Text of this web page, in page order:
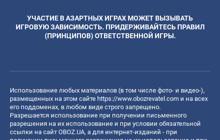
УЧАСТИЕ В АЗАРТНЫХ ИГРАХ МОЖЕТ ВЫЗЫВАТЬ
ИГРОВУЮ ЗАВИСИМОСТЬ. ПРИДЕРЖИВАЙТЕСЬ ПРАВИЛ
(ПРИНЦИПОВ) ОТВЕТСТВЕННОЙ ИГРЫ.
Использование любых материалов (в том числе фото- и видео-),
размещенных на этом сайте https://www.obozrevatel.com и на всех
его поддоменах, в любом виде строго запрещено.
Разрешается использование при получении письменного
разрешения на их использование и при условии обязательной
ссылки на сайт OBOZ.UA, а для интернет-изданий - при